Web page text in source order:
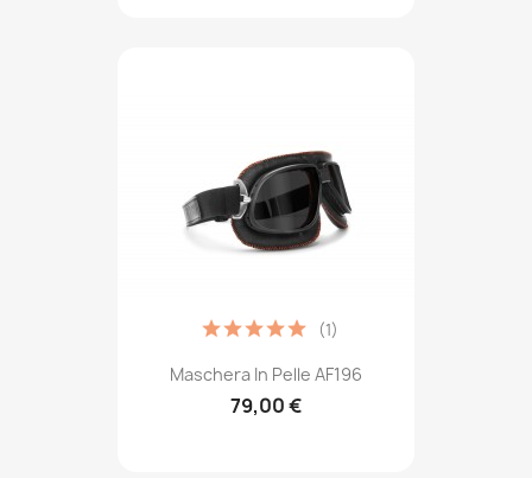
Maschera In Pelle AF196
79,00 €
(1)